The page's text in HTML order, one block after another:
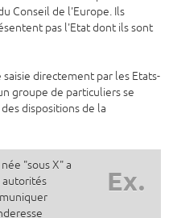
Conseil de l'Europe. Ils
pas l'Etat dont ils sont
directement par les Etats-
groupe de particuliers se
dispositions de la
Ex.
"sous X" a
autorités